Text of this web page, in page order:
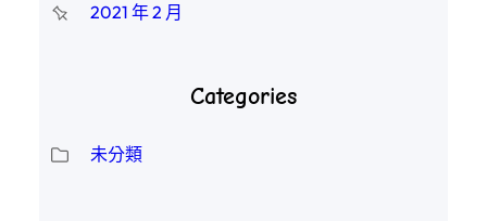
2021 年 2 月
Categories
未分類